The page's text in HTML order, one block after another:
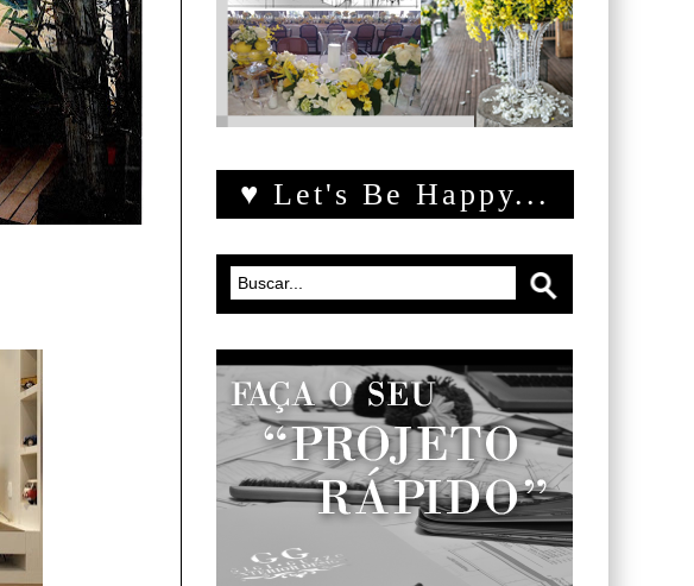
♥ Let's Be Happy...